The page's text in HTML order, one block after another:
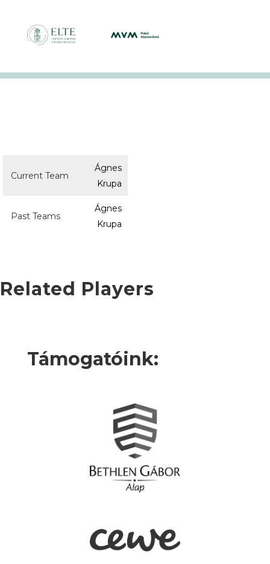
Current Team
Ágnes
Krupa
Past Teams
Ágnes
Krupa
Related Players
Támogatóink: